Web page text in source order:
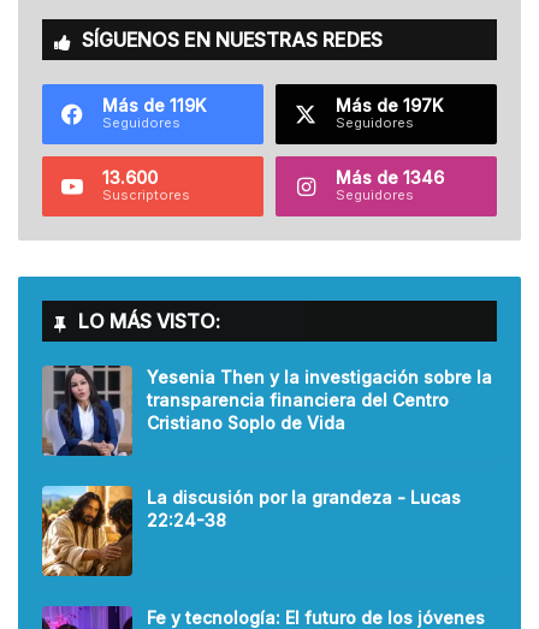
SÍGUENOS EN NUESTRAS REDES
Más de 119K
Seguidores
Más de 197K
Seguidores
13.600
Suscriptores
Más de 1346
Seguidores
LO MÁS VISTO:
Yesenia Then y la investigación sobre la
transparencia financiera del Centro
Cristiano Soplo de Vida
La discusión por la grandeza - Lucas
22:24-38
Fe y tecnología: El futuro de los jóvenes